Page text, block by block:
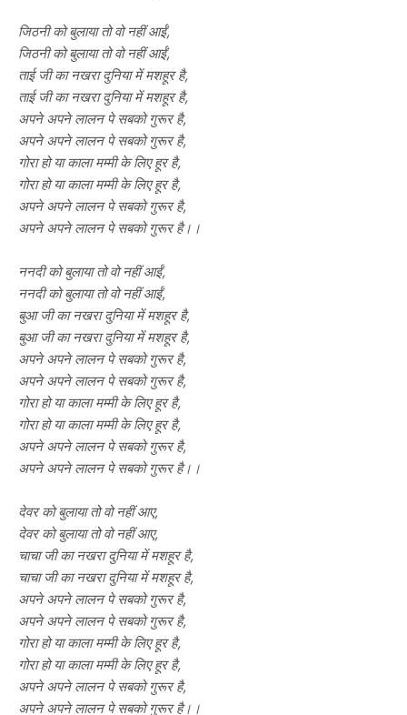
जिठनी को बुलाया तो वो नहीं आईं,
जिठनी को बुलाया तो वो नहीं आईं,
ताई जी का नखरा दुनिया में मशहूर है,
ताई जी का नखरा दुनिया में मशहूर है,
अपने अपने लालन पे सबको गुरूर है,
अपने अपने लालन पे सबको गुरूर है,
गोरा हो या काला मम्मी के लिए हूर है,
गोरा हो या काला मम्मी के लिए हूर है,
अपने अपने लालन पे सबको गुरूर है,
अपने अपने लालन पे सबको गुरूर है।।
ननदी को बुलाया तो वो नहीं आईं,
ननदी को बुलाया तो वो नहीं आईं,
बुआ जी का नखरा दुनिया में मशहूर है,
बुआ जी का नखरा दुनिया में मशहूर है,
अपने अपने लालन पे सबको गुरूर है,
अपने अपने लालन पे सबको गुरूर है,
गोरा हो या काला मम्मी के लिए हूर है,
गोरा हो या काला मम्मी के लिए हूर है,
अपने अपने लालन पे सबको गुरूर है,
अपने अपने लालन पे सबको गुरूर है।।
देवर को बुलाया तो वो नहीं आए,
देवर को बुलाया तो वो नहीं आए,
चाचा जी का नखरा दुनिया में मशहूर है,
चाचा जी का नखरा दुनिया में मशहूर है,
अपने अपने लालन पे सबको गुरूर है,
अपने अपने लालन पे सबको गुरूर है,
गोरा हो या काला मम्मी के लिए हूर है,
गोरा हो या काला मम्मी के लिए हूर है,
अपने अपने लालन पे सबको गुरूर है,
अपने अपने लालन पे सबको गुरूर है।।